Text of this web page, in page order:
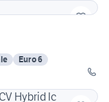
Euro 6